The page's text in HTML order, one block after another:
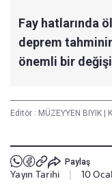
Fay hatlarında
deprem
önemli bir
Editör : MÜZEYYEN BIYIK |
Paylaş
Yayın Tarihi 10